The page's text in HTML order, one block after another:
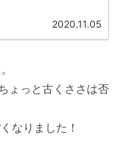
2020.11.05
ょっと古くささは否
なりました！